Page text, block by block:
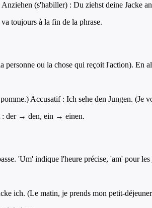
(s'habiller) : Du ziehst deine Jacke
toujours à la fin de la phrase.
ou la chose qui reçoit l'action). En
Accusatif : Ich sehe den Jungen. (Je
: der → den, ein → einen.
'Um' indique l'heure précise, 'am' pour
ich. (Le matin, je prends mon petit-